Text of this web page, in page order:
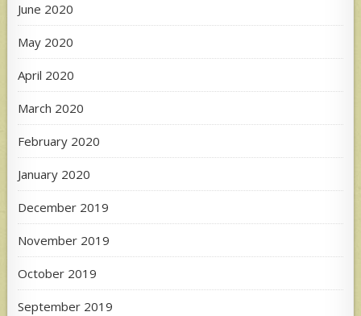
June 2020
May 2020
April 2020
March 2020
February 2020
January 2020
December 2019
November 2019
October 2019
September 2019